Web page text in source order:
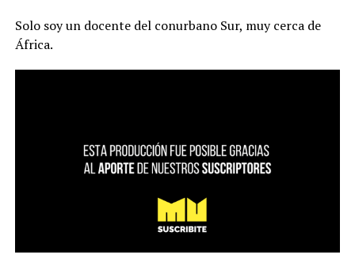
Solo soy un docente del conurbano Sur, muy cerca de
África.